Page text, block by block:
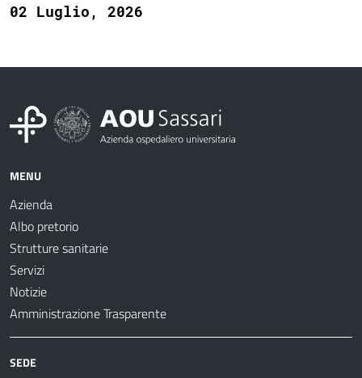
02 Luglio, 2026
MENU
Azienda
Albo pretorio
Strutture sanitarie
Servizi
Notizie
Amministrazione Trasparente
SEDE